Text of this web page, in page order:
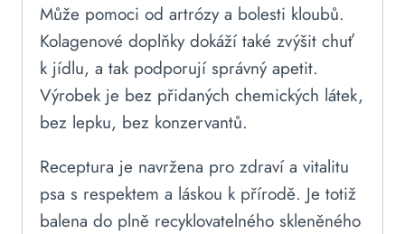
Může pomoci od artrózy a bolesti kloubů.
Kolagenové doplňky dokáží také zvýšit chuť
k jídlu, a tak podporují správný apetit.
Výrobek je bez přidaných chemických látek,
bez lepku, bez konzervantů.
Receptura je navržena pro zdraví a vitalitu
psa s respektem a láskou k přírodě. Je totiž
balena do plně recyklovatelného skleněného